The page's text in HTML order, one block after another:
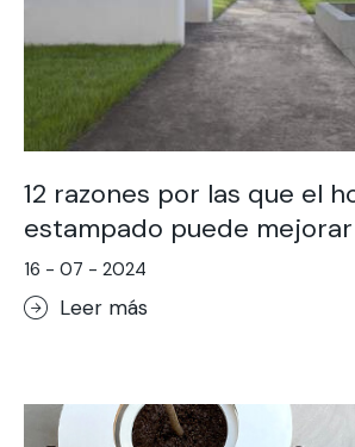
12 razones por las que el
estampado puede
16 - 07 - 2024
Leer más